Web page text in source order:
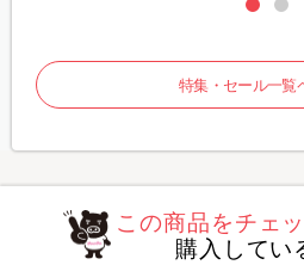
特集・セール一覧
この商品をチェ
購入してい